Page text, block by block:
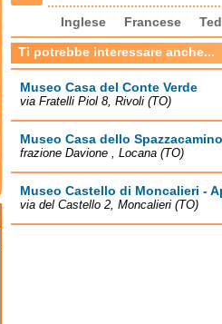
Inglese Francese
Ti potrebbe interessare anche...
Museo Casa del Conte Verde
via Fratelli Piol 8, Rivoli (TO)
Museo Casa dello Spazzacamino
frazione Davione , Locana (TO)
Museo Castello di Moncalieri -
via del Castello 2, Moncalieri (TO)